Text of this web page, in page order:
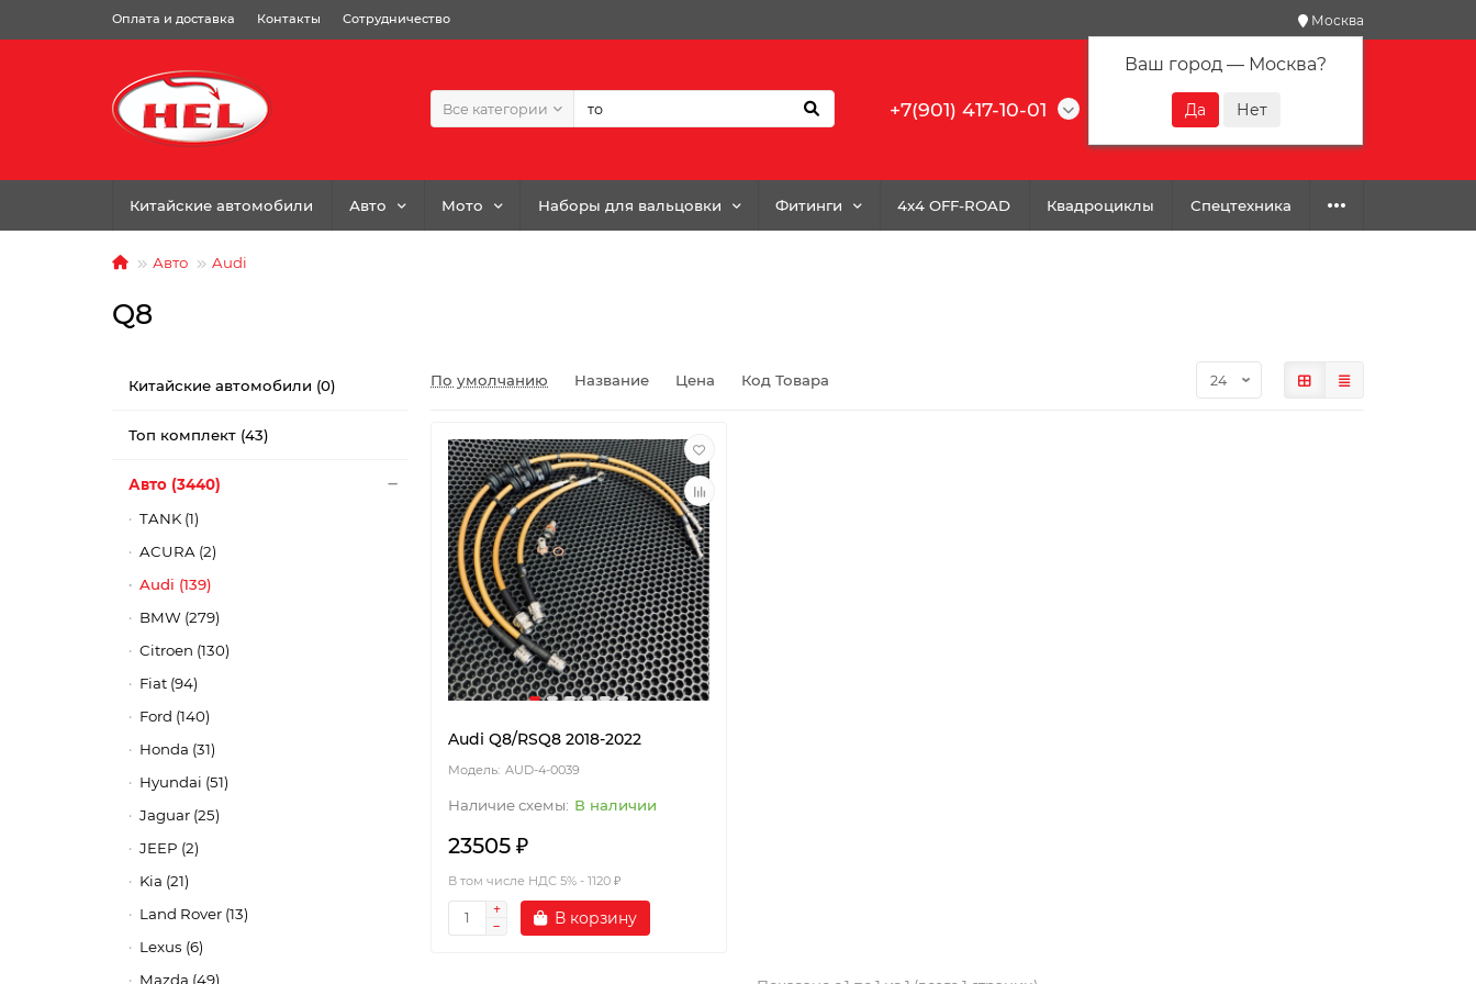
Оплата и доставка Контакты Сотрудничество Москва
Ваш город — Москва?
Все категории +7(901) 417-10-01
Китайские автомобили Авто Мото Наборы для вальцовки Фитинги 4x4 OFF-ROAD Квадроциклы Спецтехника
Авто Audi
Q8
Китайские автомобили (0)
Топ комплект (43)
Авто (3440)
TANK (1)
ACURA (2)
Audi (139)
BMW (279)
Citroen (130)
Fiat (94)
Ford (140)
Honda (31)
Hyundai (51)
Jaguar (25)
JEEP (2)
Kia (21)
Land Rover (13)
Lexus (6)
Mazda (49)
По умолчанию Название Цена Код Товара
Audi Q8/RSQ8 2018-2022
AUD-4-0039
В наличии
23505 ₽
В том числе НДС 5% - 1120 ₽
В корзину